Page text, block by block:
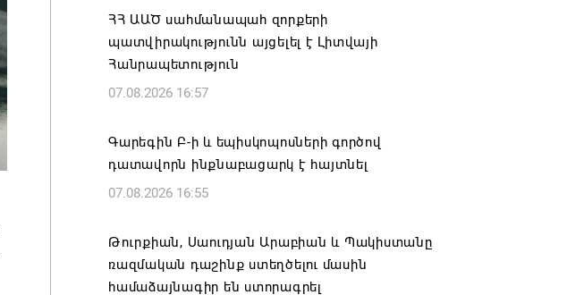
ՀՀ ԱԱԾ սահմանապահ զորքերի
պատվիրակությունն այցելել է Լիտվայի
Հանրապետություն
07.08.2026 16:57
Գարեգին Բ-ի և եպիսկոպոսների գործով
դատավորն ինքնաբացարկ է հայտնել
07.08.2026 16:55
Թուրքիան, Սաուդյան Արաբիան և Պակիստանը
ռազմական դաշինք ստեղծելու մասին
համաձայնագիր են ստորագրել